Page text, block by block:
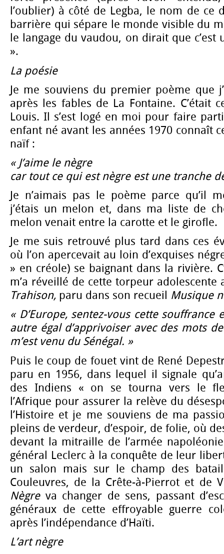
l’oublier) à côté de Legba, le nom de ce
barrière qui sépare le monde visible du
le langage du vaudou, on dirait que c’est
».
La poésie
Je me souviens du premier poème que
après les fables de La Fontaine. C’était
Louis. Il s’est logé en moi pour faire
enfant né avant les années 1970 connaît
naïf :
« J’aime le nègre
car tout ce qui est nègre est une tranche
Je n’aimais pas le poème parce qu’il
j’étais un melon et, dans ma liste de
melon venait entre la carotte et le girofle.
Je me suis retrouvé plus tard dans ces
où l’on apercevait au loin d’exquises
» en créole) se baignant dans la rivière.
m’a réveillé de cette torpeur adolescente
Trahison, paru dans son recueil Musique
« D’Europe, sentez-vous cette souffrance
autre égal d’apprivoiser avec des mots
m’est venu du Sénégal. »
Puis le coup de fouet vint de René
paru en 1956, dans lequel il signale
des Indiens « on se tourna vers le
l’Afrique pour assurer la relève du
l’Histoire et je me souviens de ma
pleins de verdeur, d’espoir, de folie, où
devant la mitraille de l’armée
général Leclerc à la conquête de leur
un salon mais sur le champ des
Couleuvres, de la Crête-à-Pierrot et de
Nègreva changer de sens, passant
généraux de cette effroyable guerre
après l’indépendance d’Haïti.
L’art nègre